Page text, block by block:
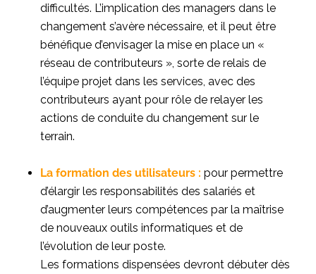
difficultés. L’implication des managers dans le
changement s’avère nécessaire, et il peut être
bénéfique d’envisager la mise en place un «
réseau de contributeurs », sorte de relais de
l’équipe projet dans les services, avec des
contributeurs ayant pour rôle de relayer les
actions de conduite du changement sur le
terrain.
La formation des utilisateurs : pour permettre
d’élargir les responsabilités des salariés et
d’augmenter leurs compétences par la maîtrise
de nouveaux outils informatiques et de
l’évolution de leur poste.
Les formations dispensées devront débuter dès